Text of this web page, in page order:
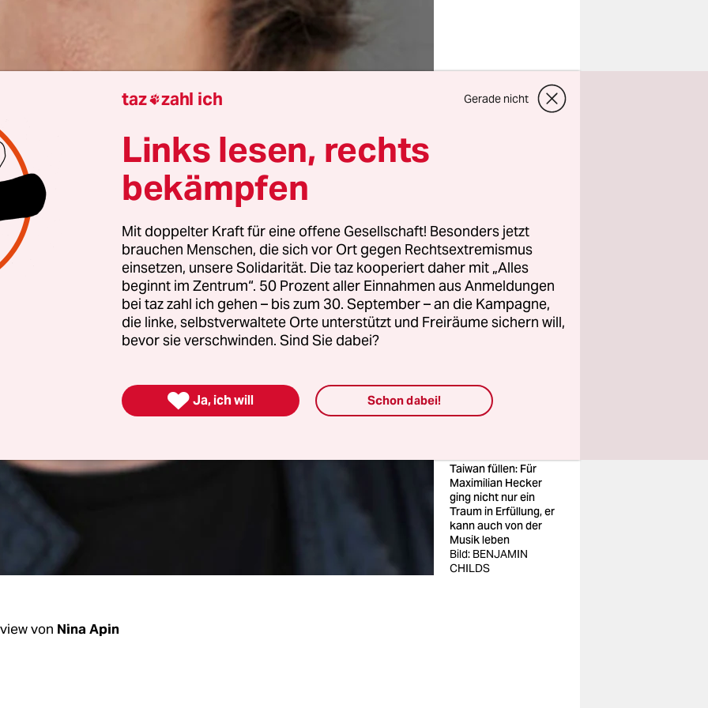
Erst für die Passanten
Taiwan füllen: Für
Maximilian Hecker
ging nicht nur ein
Traum in Erfüllung, er
kann auch von der
Musik leben
Bild: BENJAMIN
CHILDS
von Nina Apin
taz zahl ich Gerade nicht
Links lesen, rechts
bekämpfen
Mit doppelter Kraft für eine offene Gesellschaft! Besonders jetzt
brauchen Menschen, die sich vor Ort gegen Rechtsextremismus
einsetzen, unsere Solidarität. Die taz kooperiert daher mit „Alles
beginnt im Zentrum“. 50 Prozent aller Einnahmen aus Anmeldungen
bei taz zahl ich gehen – bis zum 30. September – an die Kampagne,
die linke, selbstverwaltete Orte unterstützt und Freiräume sichern will,
bevor sie verschwinden. Sind Sie dabei?
 Ja, ich will Schon dabei!